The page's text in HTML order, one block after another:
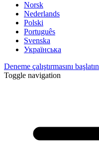
Norsk
Nederlands
Polski
Português
Svenska
Українська
Deneme çalıştırmasını başlatın
Toggle navigation